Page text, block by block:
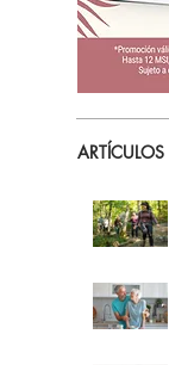
ARTÍCULOS